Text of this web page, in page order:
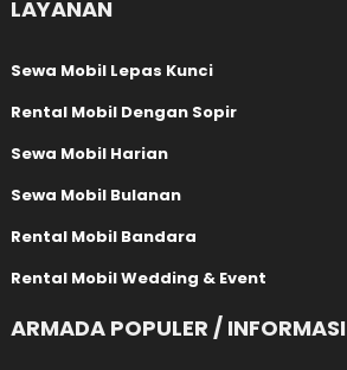
LAYANAN
Sewa Mobil Lepas Kunci
Rental Mobil Dengan Sopir
Sewa Mobil Harian
Sewa Mobil Bulanan
Rental Mobil Bandara
Rental Mobil Wedding & Event
ARMADA POPULER / INFORMASI